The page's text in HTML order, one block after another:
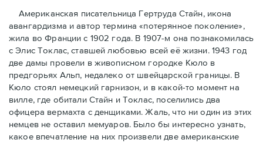
Американская писательница Гертруда Стайн, икона
авангардизма и автор термина «потерянное поколение»,
жила во Франции с 1902 года. В 1907-м она познакомилась
с Элис Токлас, ставшей любовью всей её жизни. 1943 год
две дамы провели в живописном городке Кюло в
предгорьях Альп, недалеко от швейцарской границы. В
Кюло стоял немецкий гарнизон, и в какой-то момент на
вилле, где обитали Стайн и Токлас, поселились два
офицера вермахта с денщиками. Жаль, что ни один из этих
немцев не оставил мемуаров. Было бы интересно узнать,
какое впечатление на них произвели две американские